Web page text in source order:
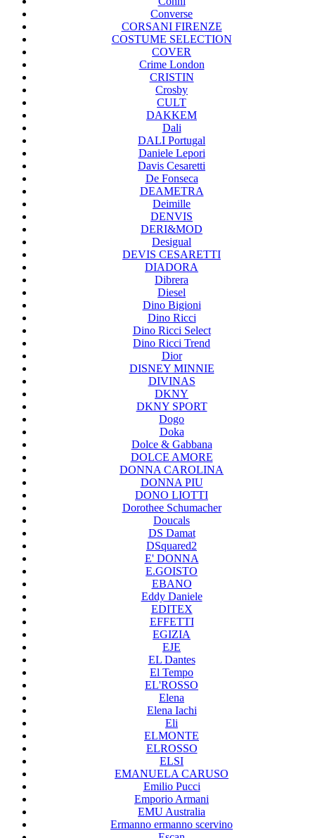
Converse
CORSANI FIRENZE
COSTUME SELECTION
COVER
Crime London
CRISTIN
Crosby
CULT
DAKKEM
Dali
DALI Portugal
Daniele Lepori
Davis Cesaretti
De Fonseca
DEAMETRA
Deimille
DENVIS
DERI&MOD
Desigual
DEVIS CESARETTI
DIADORA
Dibrera
Diesel
Dino Bigioni
Dino Ricci
Dino Ricci Select
Dino Ricci Trend
Dior
DISNEY MINNIE
DIVINAS
DKNY
DKNY SPORT
Dogo
Doka
Dolce & Gabbana
DOLCE AMORE
DONNA CAROLINA
DONNA PIU
DONO LIOTTI
Dorothee Schumacher
Doucals
DS Damat
DSquared2
E' DONNA
E.GOISTO
EBANO
Eddy Daniele
EDITEX
EFFETTI
EGIZIA
EJE
EL Dantes
El Tempo
EL'ROSSO
Elena
Elena Iachi
Eli
ELMONTE
ELROSSO
ELSI
EMANUELA CARUSO
Emilio Pucci
Emporio Armani
EMU Australia
Ermanno ermanno scervino